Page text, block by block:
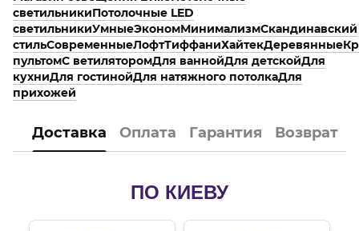
светильникиПотолочные LED
светильникиУмныеЭкономМинимализмСкандинавский
стильСовременныеЛофтТиффаниХайтекДеревянные
пультомС ветиляторомДля ваннойДля детскойДля
кухниДля гостинойДля натяжного потолкаДля
прихожей
Доставка Оплата Гарантия Возврат
ПО КИЕВУ